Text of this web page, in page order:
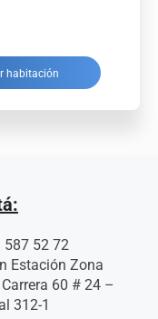
habitación
587 52 72
Estación Zona
60 # 24 –
312-1